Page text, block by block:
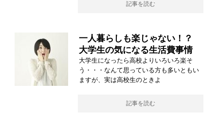
記事を読む
一人暮らしも楽じゃない！？
大学生の気になる生活費事情
大学生になったら高校よりいろいろ楽そ
う・・・なんて思っている方も多いともい
ますが、実は高校生のときよ
記事を読む